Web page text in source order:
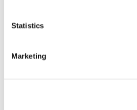
Statistics
Marketing